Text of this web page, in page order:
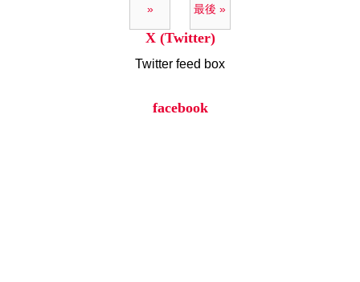
» 最後 »
X (Twitter)
Twitter feed box
facebook